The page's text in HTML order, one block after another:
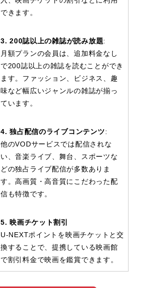
できます。
3. 200誌以上の雑誌が読み放題:
月額プランの会員は、追加料金なし
で200誌以上の雑誌を読むことができ
ます。ファッション、ビジネス、趣
味など幅広いジャンルの雑誌が揃っ
ています。
4. 独占配信のライブコンテンツ:
他のVODサービスでは配信されな
い、音楽ライブ、舞台、スポーツな
どの独占ライブ配信が多数ありま
す。高画質・高音質にこだわった配
信も特徴です。
5. 映画チケット割引
U-NEXTポイントを映画チケットと交
換することで、提携している映画館
で割引料金で映画を鑑賞できます。